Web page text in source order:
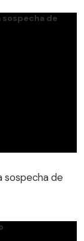
sospecha de